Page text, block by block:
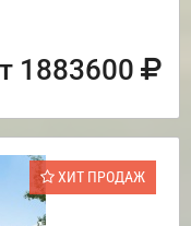
1883600
ХИТ ПРОДАЖ